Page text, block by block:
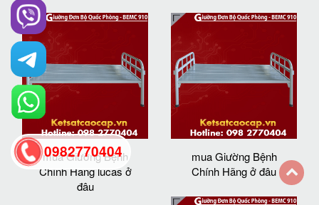
mua Giường Bệnh
Chính Hãng lucas ở
đâu
mua Giường Bệnh
Chính Hãng ở đâu
0982770404
back